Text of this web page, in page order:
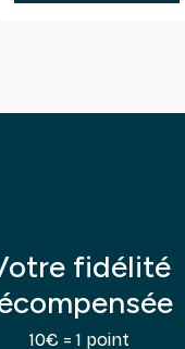
fidélité
10€ = 1 point